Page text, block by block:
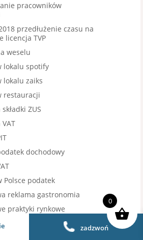
pracowników
przedłużenie czasu na
licencja TVP
weselu
lokalu spotify
lokalu zaiks
restauracji
ZUS
dochodowy
Polsce podatek
reklama gastronomia
praktyki rynkowe
znak towarowy
zadzwoń
0